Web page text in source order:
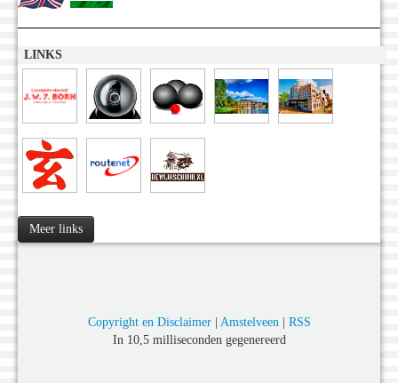
LINKS
Meer links
Copyright en Disclaimer| Amstelveen| RSS
In 10,5 milliseconden gegenereerd